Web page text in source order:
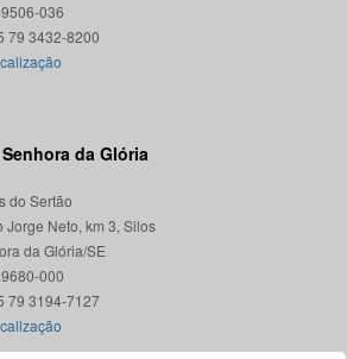
036
da Glória
do Sertão
Neto, km 3, Silos
da Glória/SE
000
Contato +55 79 3194-7127